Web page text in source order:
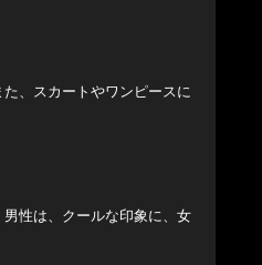
、スカートやワンピースに
性は、クールな印象に、女